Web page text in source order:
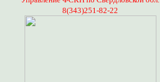
8(343)251-82-22